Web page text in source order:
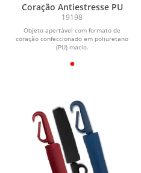
Coração Antiestresse PU
19198
Objeto apertável com formato de
coração confeccionado em poliuretano
(PU) macio.